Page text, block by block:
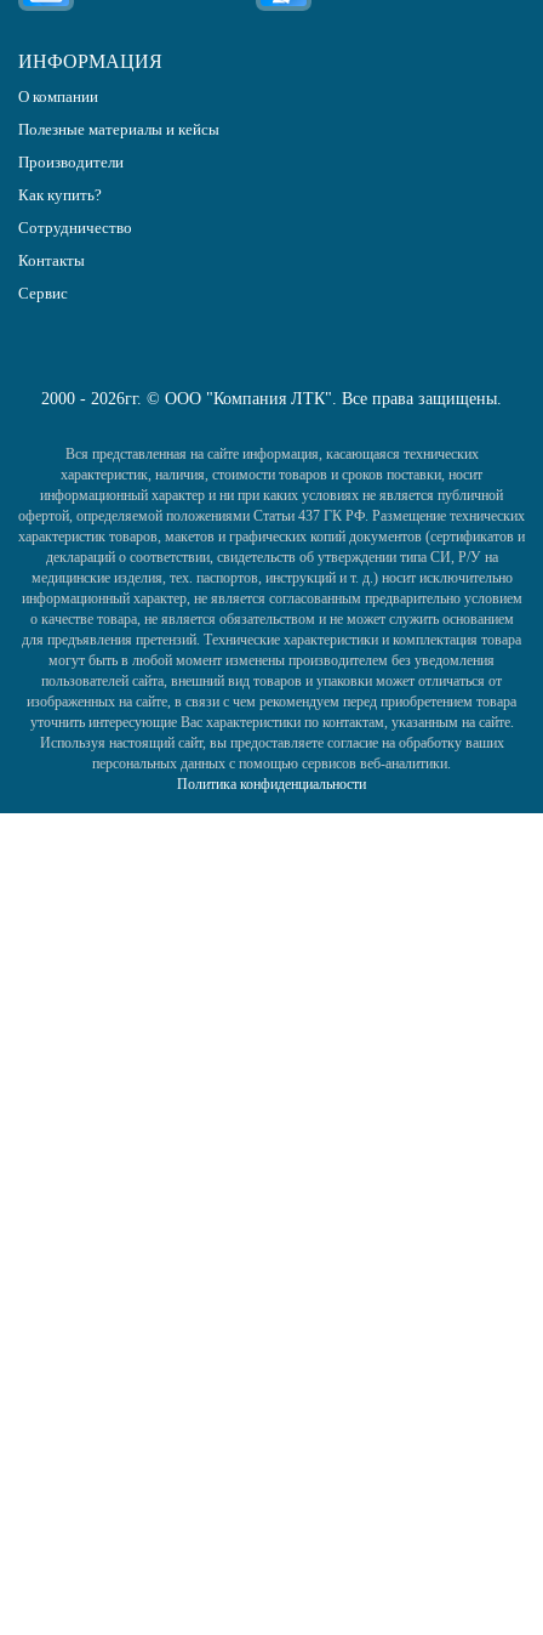
ИНФОРМАЦИЯ
О компании
Полезные материалы и кейсы
Производители
Как купить?
Сотрудничество
Контакты
Сервис
2000 - 2026гг. © ООО "Компания ЛТК". Все права защищены.
Вся представленная на сайте информация, касающаяся технических
характеристик, наличия, стоимости товаров и сроков поставки, носит
информационный характер и ни при каких условиях не является публичной
офертой, определяемой положениями Статьи 437 ГК РФ. Размещение технических
характеристик товаров, макетов и графических копий документов (сертификатов и
деклараций о соответствии, свидетельств об утверждении типа СИ, Р/У на
медицинские изделия, тех. паспортов, инструкций и т. д.) носит исключительно
информационный характер, не является согласованным предварительно условием
о качестве товара, не является обязательством и не может служить основанием
для предъявления претензий. Технические характеристики и комплектация товара
могут быть в любой момент изменены производителем без уведомления
пользователей сайта, внешний вид товаров и упаковки может отличаться от
изображенных на сайте, в связи с чем рекомендуем перед приобретением товара
уточнить интересующие Вас характеристики по контактам, указанным на сайте.
Используя настоящий сайт, вы предоставляете согласие на обработку ваших
персональных данных с помощью сервисов веб-аналитики.
Политика конфиденциальности